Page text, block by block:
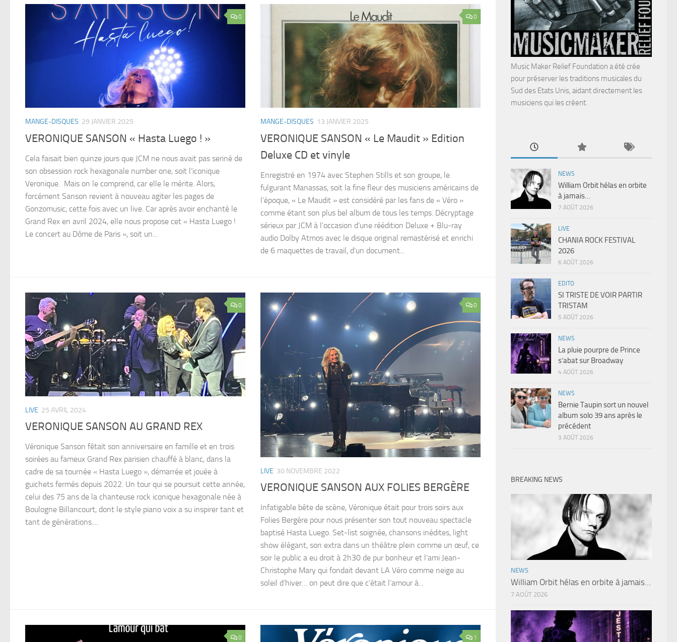
0
MANGE-DISQUES 29 JANVIER 2025
VERONIQUE SANSON « Hasta Luego ! »
Cela faisait bien quinze jours que JCM ne nous avait pas seriné de
son obsession rock hexagonale number one, soit l’iconique
Veronique. Mais on le comprend, car elle le mérite. Alors,
forcément Sanson revient à nouveau agiter les pages de
Gonzomusic, cette fois avec un live. Car après avoir enchanté le
Grand Rex en avril 2024, elle nous propose cet « Hasta Luego !
Le concert au Dôme de Paris », soit un...
0
MANGE-DISQUES 13 JANVIER 2025
VERONIQUE SANSON « Le Maudit » Edition
Deluxe CD et vinyle
Enregistré en 1974 avec Stephen Stills et son groupe, le
fulgurant Manassas, soit la fine fleur des musiciens américains de
l’époque, « Le Maudit » est considéré par les fans de « Véro »
comme étant son plus bel album de tous les temps. Décryptage
sérieux par JCM à l’occasion d’une réédition Deluxe + Blu-ray
audio Dolby Atmos avec le disque original remastérisé et enrichi
de 6 maquettes de travail, d’un document...
0
LIVE 25 AVRIL 2024
VERONIQUE SANSON AU GRAND REX
Véronique Sanson fêtait son anniversaire en famille et en trois
soirées au fameux Grand Rex parisien chauffé à blanc, dans la
cadre de sa tournée « Hasta Luego », démarrée et jouée à
guichets fermés depuis 2022. Un tour qui se poursuit cette année,
celui des 75 ans de la chanteuse rock iconique hexagonale née à
Boulogne Billancourt, dont le style piano voix a su inspirer tant et
tant de générations....
0
LIVE 30 NOVEMBRE 2022
VERONIQUE SANSON AUX FOLIES BERGÈRE
Infatigable bête de scène, Véronique était pour trois soirs aux
Folies Bergère pour nous présenter son tout nouveau spectacle
baptisé Hasta Luego. Set-list soignée, chansons inédites, light
show élégant, son extra dans un théâtre plein comme un œuf, ce
soir le public a eu droit à 2h30 de pur bonheur et l’ami Jean-
Christophe Mary qui fondait devant LA Véro comme neige au
soleil d’hiver… on peut dire que c’était l’amour à...
0 1
Music Maker Relief Foundation a été crée
pour préserver les traditions musicales du
Sud des Etats Unis, aidant directement les
musiciens qui les créent.
NEWS
William Orbit hélas en orbite
à jamais…
7 AOÛT 2026
LIVE
CHANIA ROCK FESTIVAL
2026
6 AOÛT 2026
EDITO
SI TRISTE DE VOIR PARTIR
TRISTAM
5 AOÛT 2026
NEWS
La pluie pourpre de Prince
s’abat sur Broadway
4 AOÛT 2026
NEWS
Bernie Taupin sort un nouvel
album solo 39 ans après le
précédent
3 AOÛT 2026
BREAKING NEWS
NEWS
William Orbit hélas en orbite à jamais…
7 AOÛT 2026